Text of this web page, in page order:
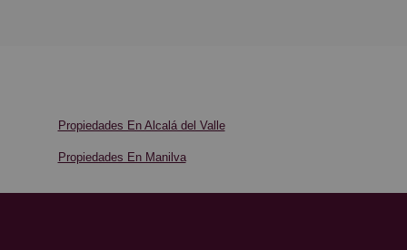
Propiedades En Alcalá del Valle
Propiedades En Manilva